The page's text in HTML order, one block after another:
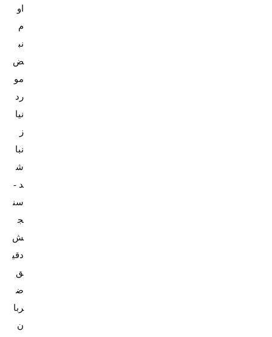
او
م
نب
ض
مو
رد
نيا
ز
نبا
ش
د -
سن
ج
ش
دقي
ق
ض
ربا
ن